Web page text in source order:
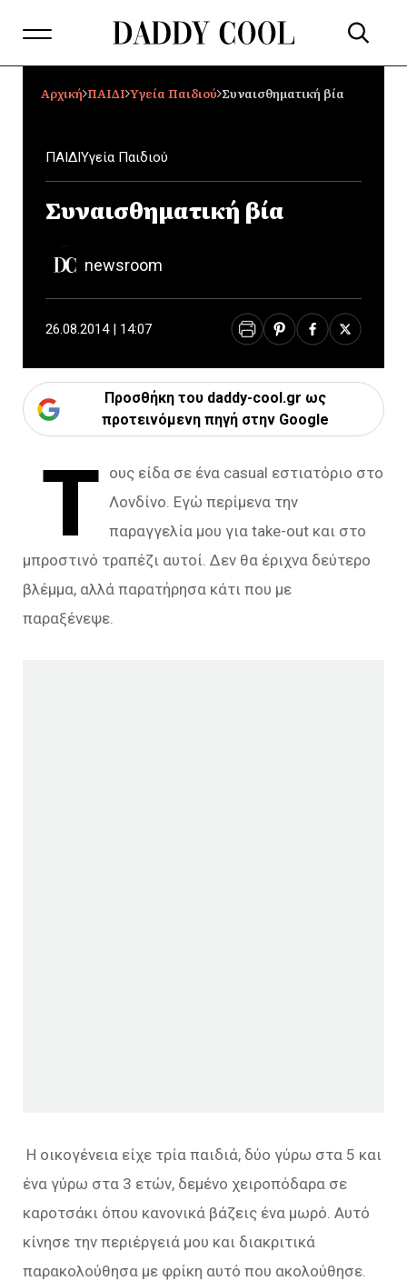
Αρχική ΠΑΙΔΙ Υγεία Παιδιού Συναισθηματική βία
ΠΑΙΔΙΥγεία Παιδιού
Συναισθηματική βία
newsroom
26.08.2014 | 14:07
Προσθήκη του daddy-cool.gr ως
προτεινόμενη πηγή στην Google
Τ ους είδα σε ένα casual εστιατόριο στο
Λονδίνο. Εγώ περίμενα την
παραγγελία μου για take-out και στο
μπροστινό τραπέζι αυτοί. Δεν θα έριχνα δεύτερο
βλέμμα, αλλά παρατήρησα κάτι που με
παραξένεψε.
Η οικογένεια είχε τρία παιδιά, δύο γύρω στα 5 και
ένα γύρω στα 3 ετών, δεμένο χειροπόδαρα σε
καροτσάκι όπου κανονικά βάζεις ένα μωρό. Αυτό
κίνησε την περιέργειά μου και διακριτικά
παρακολούθησα με φρίκη αυτό που ακολούθησε.